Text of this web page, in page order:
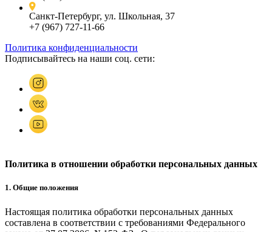
Санкт-Петербург, ул. Школьная, 37
+7 (967) 727-11-66
Политика конфиденциальности
Подписывайтесь на наши соц. сети:
Политика в отношении обработки персональных данных
1. Общие положения
Настоящая политика обработки персональных данных
составлена в соответствии с требованиями Федерального